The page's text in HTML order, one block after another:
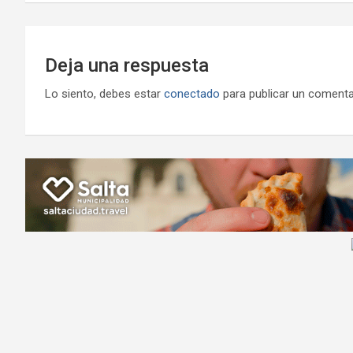
Deja una respuesta
Lo siento, debes estar conectado para publicar un